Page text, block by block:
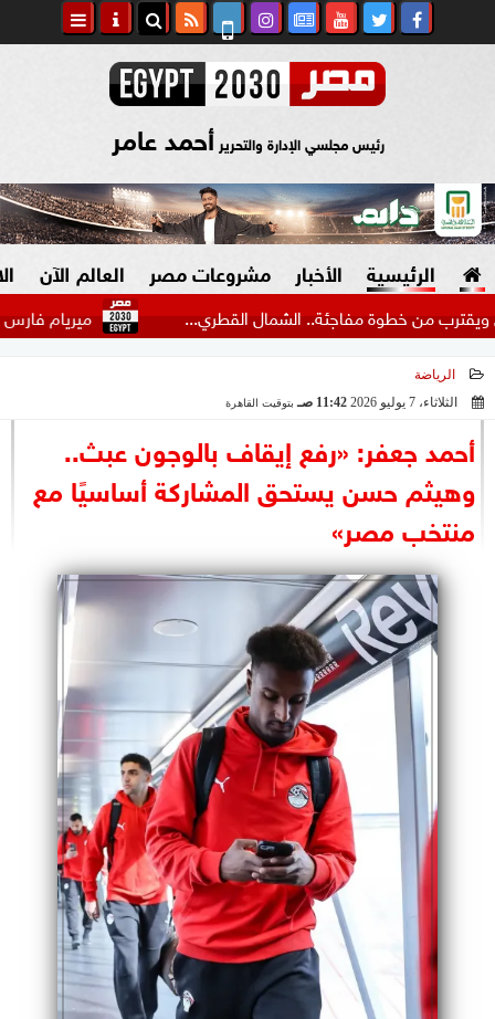
رئيس مجلسي الإدارة والتحرير أحمد عامر
الرئيسية الأخبار
السياسة
الرئاسة
البرلمان
الوزارات
الأحزاب
مشروعات مصر العالم الآن
ميريام فارس تحيى خطوة مفاجئة.. الشمال القطري...
الرياضة
الثلاثاء، 7 يوليو 2026
11:42 صـ بتوقيت القاهرة
أحمد جعفر: «رفع إيقاف بالوجون عبث..
وهيثم حسن يستحق المشاركة أساسيًا مع
منتخب مصر»